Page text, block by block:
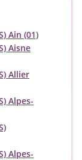
Ain (01)
Aisne
Allier
Alpes-
Alpes-